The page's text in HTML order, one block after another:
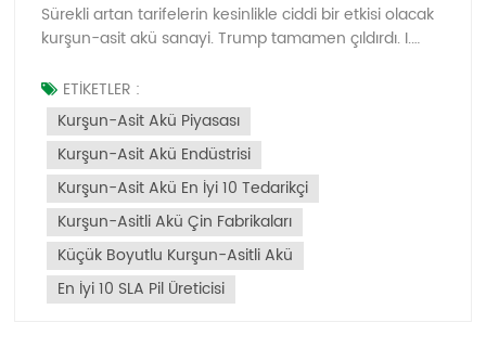
Sürekli artan tarifelerin kesinlikle ciddi bir etkisi olacak
kurşun-asit akü sanayi. Trump tamamen çıldırdı. I.
Tarife Maliyetlerindeki Artış: Çin'in ABD'ye yaptığı
kurşun-asit akü ihracatı, önceki tarifelerle yeni
"karşılıklı tarifelerin" birleştirilmesiyle artık %54'lük
kapsamlı bir tarife oranıyla karşı karşıya. Bu, ihracat
maliyetlerini önemli ölçüde artırdı ve küçük ve orta
ölçekli işletmeler (KOBİ'ler) için ciddi sipariş kayıplarına
yol açtı. Engellenen Aktarma Rotaları: Güneydoğu
Asya'nın önemli aktarma merkezleri (örneğin
Vietnam) %46'lık bir tarifeye tabidir ve bu da üçüncü
ülkeler üzerinden tarifeleri atlama fırsatlarını daha da
ETİKETLER :
Kurşun-Asit Akü Piyasası
Kurşun-Asit Akü Endüstrisi
Kurşun-Asit Akü En İyi 10 Tedarikçi
Kurşun-Asitli Akü Çin Fabrikaları
Küçük Boyutlu Kurşun-Asitli Akü
En İyi 10 SLA Pil Üreticisi